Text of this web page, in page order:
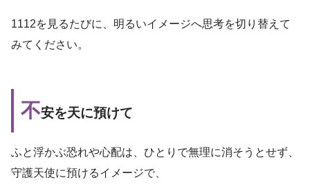
1112を見るたびに、明るいイメージへ思考を切り替えて
みてください。
不安を天に預けて
ふと浮かぶ恐れや心配は、ひとりで無理に消そうとせず、
守護天使に預けるイメージで、